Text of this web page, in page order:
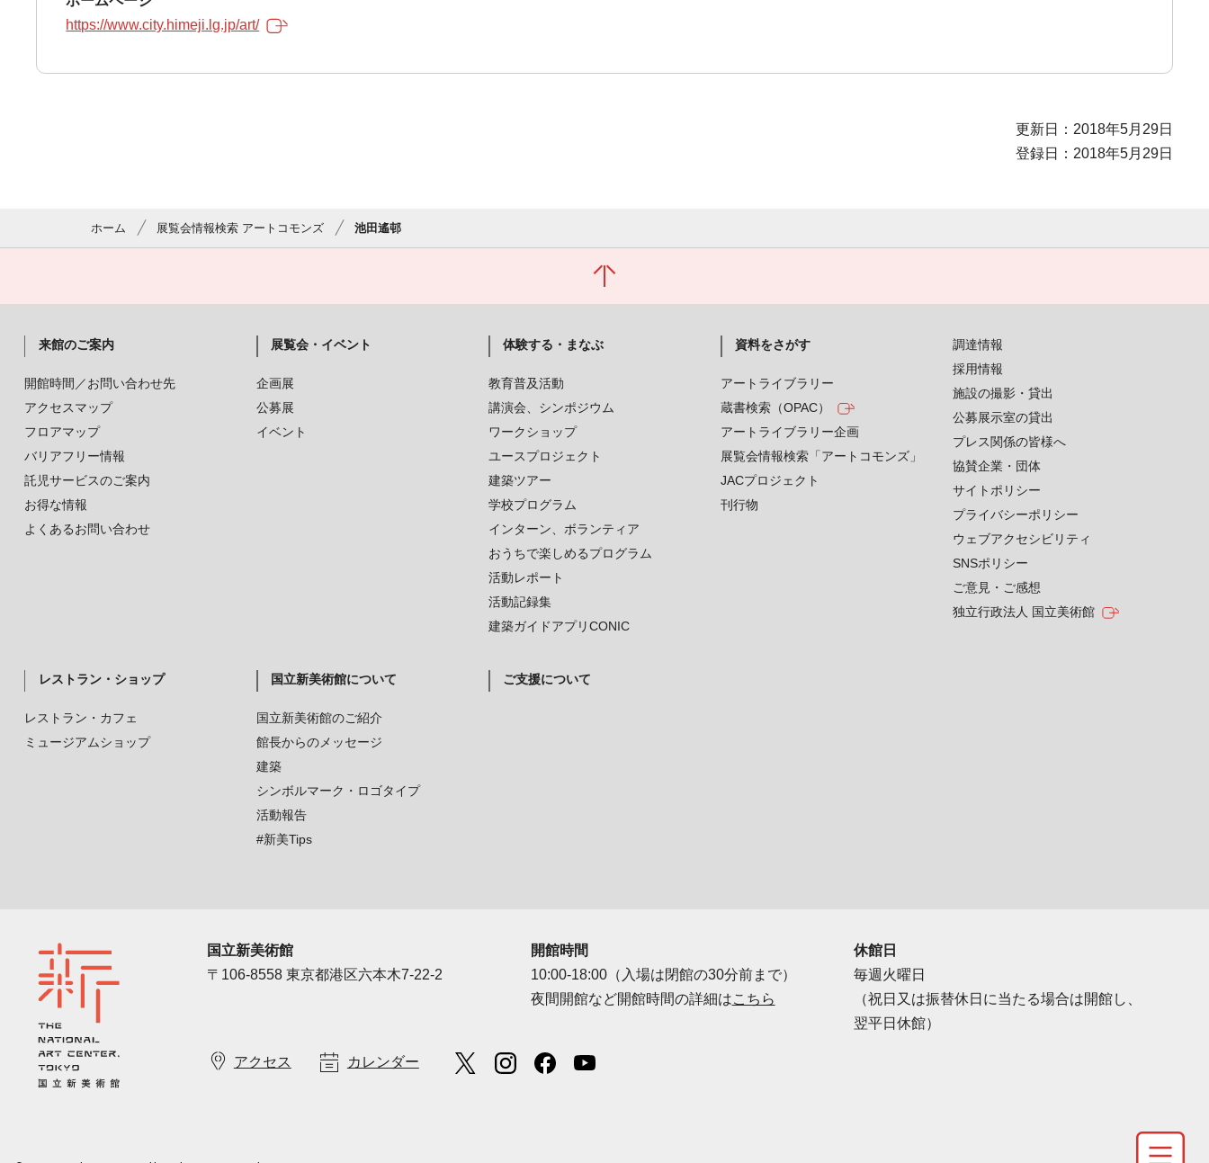
https://www.city.himeji.lg.jp/art/
更新日：2018年5月29日
登録日：2018年5月29日
ホーム 展覧会情報検索 アートコモンズ 池田遙邨
来館のご案内
開館時間／お問い合わせ先
アクセスマップ
フロアマップ
バリアフリー情報
託児サービスのご案内
お得な情報
よくあるお問い合わせ
展覧会・イベント
企画展
公募展
イベント
体験する・まなぶ
教育普及活動
講演会、シンポジウム
ワークショップ
ユースプロジェクト
建築ツアー
学校プログラム
インターン、ボランティア
おうちで楽しめるプログラム
活動レポート
活動記録集
建築ガイドアプリCONIC
資料をさがす
アートライブラリー
蔵書検索（OPAC）
アートライブラリー企画
展覧会情報検索「アートコモンズ」
JACプロジェクト
刊行物
レストラン・ショップ
レストラン・カフェ
ミュージアムショップ
国立新美術館について
国立新美術館のご紹介
館長からのメッセージ
建築
シンボルマーク・ロゴタイプ
活動報告
#新美Tips
ご支援について
調達情報
採用情報
施設の撮影・貸出
公募展示室の貸出
プレス関係の皆様へ
協賛企業・団体
サイトポリシー
プライバシーポリシー
ウェブアクセシビリティ
SNSポリシー
ご意見・ご感想
独立行政法人 国立美術館
国立新美術館
〒106-8558 東京都港区六本木7-22-2
開館時間
10:00-18:00（入場は閉館の30分前まで）
夜間開館など開館時間の詳細はこちら
休館日
毎週火曜日
（祝日又は振替休日に当たる場合は開館し、
翌平日休館）
アクセス カレンダー